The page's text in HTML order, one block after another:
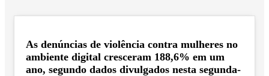
As denúncias de violência contra mulheres no
ambiente digital cresceram 188,6% em um
ano, segundo dados divulgados nesta segunda-